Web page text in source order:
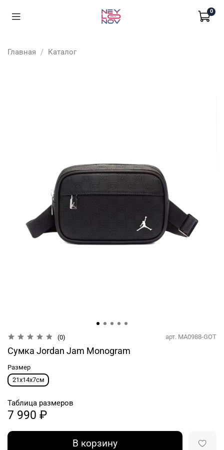
0
Главная Каталог
(0) арт. MA0988-GOT
Сумка Jordan Jam Monogram
Размер
21х14х7см
Таблица размеров
7 990 ₽
В корзину